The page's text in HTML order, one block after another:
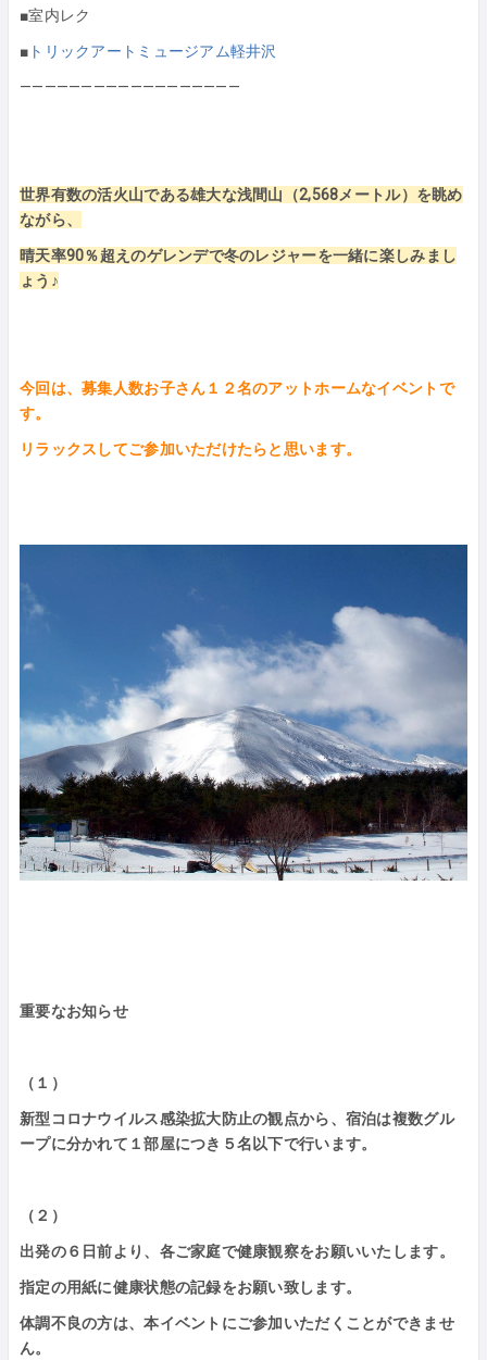
■室内レク
■ トリックアートミュージアム軽井沢
——————————————————
世界有数の活火山である雄大な浅間山（2,568メートル）を眺め
ながら、
晴天率90％超えのゲレンデで冬のレジャーを一緒に楽しみまし
ょう♪
今回は、募集人数お子さん１２名のアットホームなイベントで
す。
リラックスしてご参加いただけたらと思います。
重要なお知らせ
（１）
新型コロナウイルス感染拡大防止の観点から、宿泊は複数グル
ープに分かれて１部屋につき５名以下で行います。
（２）
出発の６日前より、各ご家庭で健康観察をお願いいたします。
指定の用紙に健康状態の記録をお願い致します。
体調不良の方は、本イベントにご参加いただくことができませ
ん。